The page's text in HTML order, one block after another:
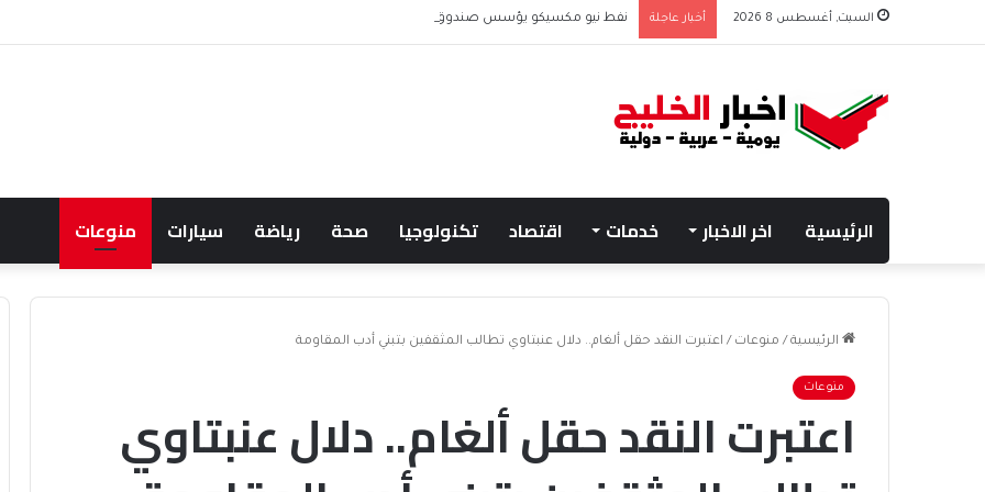
السبت, أغسطس 8 2026 أخبار عاجلة نفط نيو مكسيكو يؤسس صندوق 75 مليار دولار ويشعل جدل الإنفاق
الرئيسية اخر الاخبار خدمات اقتصاد تكنولوجيا صحة رياضة سيارات منوعات
الرئيسية / منوعات / اعتبرت النقد حقل ألغام.. دلال عنبتاوي تطالب المثقفين بتبني أدب المقاومة
منوعات
اعتبرت النقد حقل ألغام.. دلال عنبتاوي